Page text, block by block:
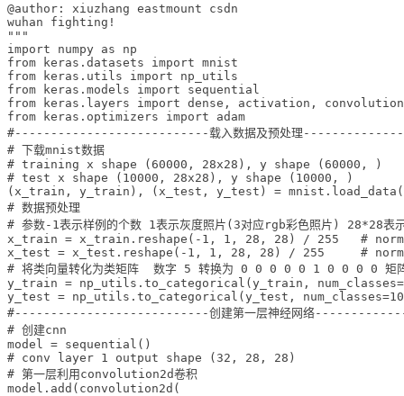
@author: xiuzhang eastmount csdn
wuhan fighting!
"""
import numpy as np
from keras.datasets import mnist
from keras.utils import np_utils
from keras.models import sequential
from keras.layers import dense, activation,
from keras.optimizers import adam
#---------------------------载入数据及预处理
# 下载mnist数据
# training x shape (60000, 28x28), y shape (60000, )
# test x shape (10000, 28x28), y shape (10000, )
(x_train, y_train), (x_test, y_test) =
# 数据预处理
# 参数-1表示样例的个数 1表示灰度照片(3对应rgb彩色照片) 28*28表
x_train = x_train.reshape(-1, 1, 28, 28) / 255   #
x_test = x_test.reshape(-1, 1, 28, 28) / 255     #
# 将类向量转化为类矩阵  数字 5 转换为 0 0 0 0 0 1 0 0 0 0 矩
y_train = np_utils.to_categorical(y_train,
y_test = np_utils.to_categorical(y_test,
#---------------------------创建第一层神经网络
# 创建cnn
model = sequential()
# conv layer 1 output shape (32, 28, 28)
# 第一层利用convolution2d卷积
model.add(convolution2d(